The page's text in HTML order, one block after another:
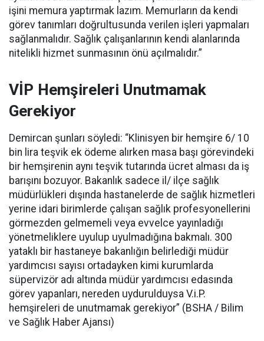
işini memura yaptırmak lazım. Memurların da kendi
görev tanımları doğrultusunda verilen işleri yapmaları
sağlanmalıdır. Sağlık çalışanlarının kendi alanlarında
nitelikli hizmet sunmasının önü açılmalıdır.”
VİP Hemşireleri Unutmamak
Gerekiyor
Demircan şunları söyledi: “Klinisyen bir hemşire 6/ 10
bin lira teşvik ek ödeme alırken masa başı görevindeki
bir hemşirenin aynı teşvik tutarında ücret alması da iş
barışını bozuyor. Bakanlık sadece il/ ilçe sağlık
müdürlükleri dışında hastanelerde de sağlık hizmetleri
yerine idari birimlerde çalışan sağlık profesyonellerini
görmezden gelmemeli veya evvelce yayınladığı
yönetmeliklere uyulup uyulmadığına bakmalı. 300
yataklı bir hastaneye bakanlığın belirlediği müdür
yardımcısı sayısı ortadayken kimi kurumlarda
süpervizör adı altında müdür yardımcısı edasında
görev yapanları, nereden uydurulduysa V.i.P.
hemşireleri de unutmamak gerekiyor” (BSHA / Bilim
ve Sağlık Haber Ajansı)